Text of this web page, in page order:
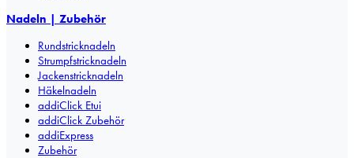
Nadeln | Zubehör
Rundstricknadeln
Strumpfstricknadeln
Jackenstricknadeln
Häkelnadeln
addiClick Etui
addiClick Zubehör
addiExpress
Zubehör